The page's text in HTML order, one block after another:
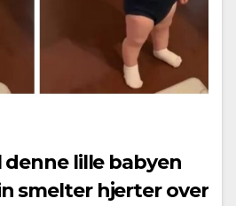
denne lille babyen
smelter hjerter over